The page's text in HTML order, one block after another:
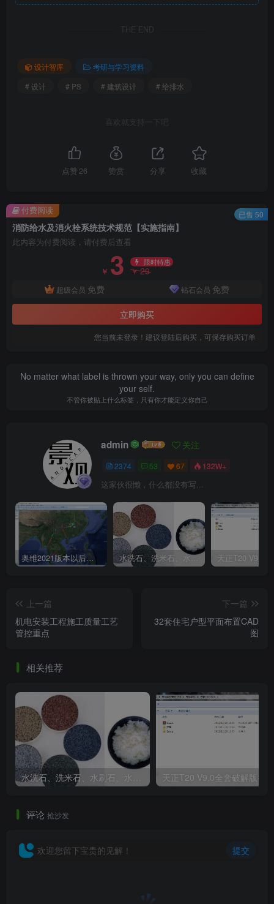
消防用水量.png
3.1.1 工厂、仓库、堆场、储罐区或民用建筑的
3.2 市政消防给水设计流量
此处内容已隐藏，请付费后查看
THE END
设计智库
考研与学习资料
# 设计
# PS # 建筑设计 # 给排水
喜欢就支持一下吧
点赞26 赞赏 分享 收藏
消防给水及消火栓系统技术规范【实施指南】
此内容为付费阅读，请付费后查看
￥ 3 限时特惠
￥29
超级会员 免费 钻石会员 免费
立即购买
您当前未登录！建议登陆后购买，可保存购买订单
付费阅读 已售 50
No matter what label is thrown your way, only you can define
your self.
不管你被贴上什么标签，只有你才能定义你自己
admin 关注
2374 53 67 132W+
这家伙很懒，什么都没有写...
奥维2021版本以后不能用谷歌地图？最新解决办法苹果安卓电脑 水洗石、洗米石、水刷石、水磨石、胶粘石傻傻分不清楚
上一篇
机电安装工程施工质量工艺
管控重点
下一篇
32套住宅户型平面布置CAD
图
相关推荐
水洗石、洗米石、水刷石、水磨石、胶粘石傻傻分不清楚
评论 抢沙发
欢迎您留下宝贵的见解！ 提交